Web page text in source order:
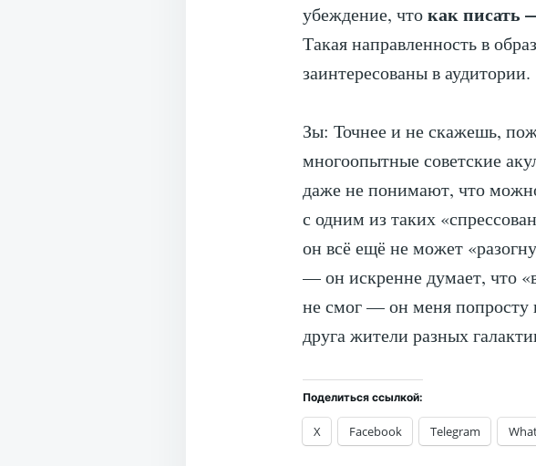
убеждение, чтокак писать
Такая направленность в
заинтересованы в аудитории.
Зы: Точнее и не скажешь,
многоопытные советские
даже не понимают, что
с одним из таких
он всё ещё не может
— он искренне думает, что
не смог — он меня попросту
друга жители разных
Поделиться ссылкой:
X Facebook Telegram